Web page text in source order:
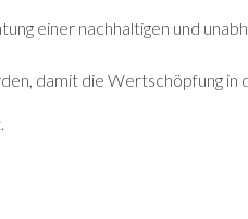
einer nachhaltigen und
damit die Wertschöpfung